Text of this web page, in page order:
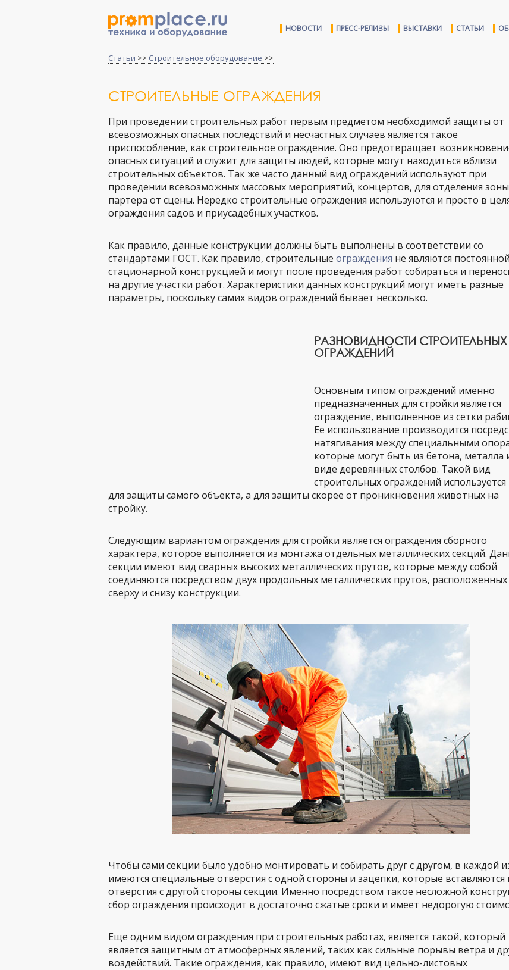
НОВОСТИ ПРЕСС-РЕЛИЗЫ ВЫСТАВКИ СТАТЬИ
Статьи >> Строительное оборудование >>
СТРОИТЕЛЬНЫЕ ОГРАЖДЕНИЯ
При проведении строительных работ первым предметом необходимой защиты от
всевозможных опасных последствий и несчастных случаев является такое
приспособление, как строительное ограждение. Оно предотвращает
опасных ситуаций и служит для защиты людей, которые могут находиться вблизи
строительных объектов. Так же часто данный вид ограждений используют при
проведении всевозможных массовых мероприятий, концертов, для отделения зоны
партера от сцены. Нередко строительные ограждения используются и просто в
ограждения садов и приусадебных участков.
Как правило, данные конструкции должны быть выполнены в соответствии со
стандартами ГОСТ. Как правило, строительные ограждения не являются постоянной
стационарной конструкцией и могут после проведения работ собираться и
на другие участки работ. Характеристики данных конструкций могут иметь разные
параметры, поскольку самих видов ограждений бывает несколько.
РАЗНОВИДНОСТИ СТРОИТЕЛЬНЫХ
ОГРАЖДЕНИЙ
Основным типом ограждений именно
предназначенных для стройки является
ограждение, выполненное из сетки
Ее использование производится
натягивания между специальными
которые могут быть из бетона, металла
виде деревянных столбов. Такой вид
строительных ограждений используется
для защиты самого объекта, а для защиты скорее от проникновения животных на
стройку.
Следующим вариантом ограждения для стройки является ограждения сборного
характера, которое выполняется из монтажа отдельных металлических секций.
секции имеют вид сварных высоких металлических прутов, которые между собой
соединяются посредством двух продольных металлических прутов, расположенных
сверху и снизу конструкции.
Чтобы сами секции было удобно монтировать и собирать друг с другом, в каждой
имеются специальные отверстия с одной стороны и зацепки, которые вставляются
отверстия с другой стороны секции. Именно посредством такое несложной
сбор ограждения происходит в достаточно сжатые сроки и имеет недорогую
Еще одним видом ограждения при строительных работах, является такой, который
является защитным от атмосферных явлений, таких как сильные порывы ветра и
воздействий. Такие ограждения, как правило, имеют вид цельно-листовых